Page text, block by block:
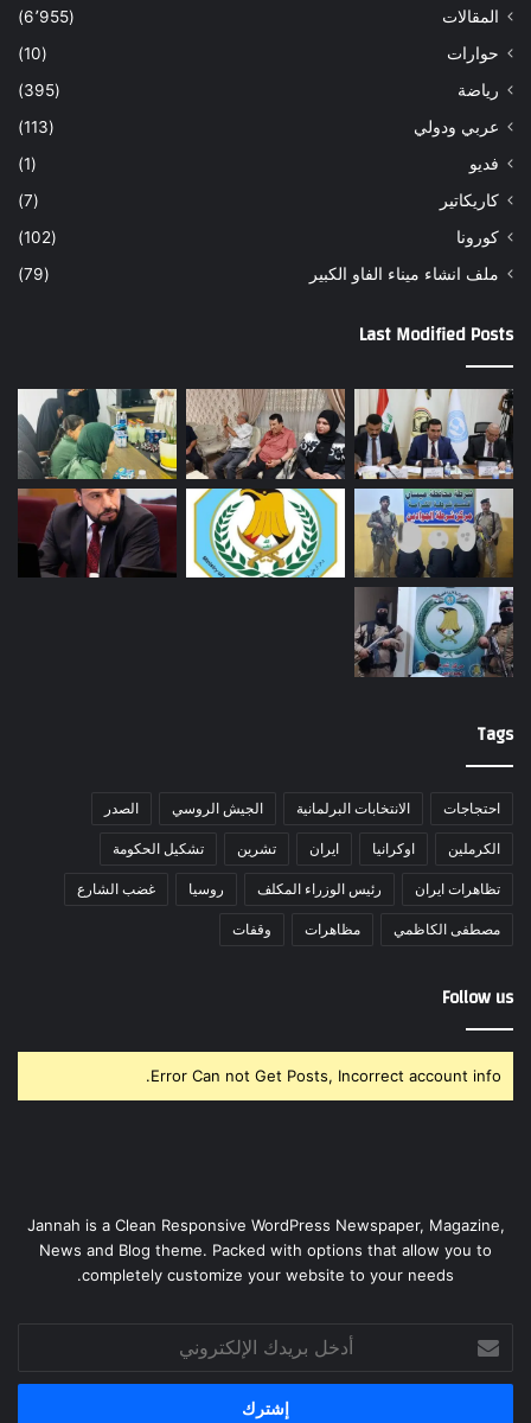
المقالات
(6٬955)
حوارات
(10)
رياضة
(395)
عربي ودولي
(113)
فديو
(1)
كاريكاتير
(7)
كورونا
(102)
ملف انشاء ميناء الفاو الكبير
(79)
Last Modified Posts
Tags
احتجاجات الانتخابات البرلمانية الجيش الروسي الصدر
الكرملين اوكرانيا ايران تشرين تشكيل الحكومة
تظاهرات ايران رئيس الوزراء المكلف روسيا غضب الشارع
مصطفى الكاظمي مظاهرات وقفات
Follow us
Error Can not Get Posts, Incorrect account info.
Jannah is a Clean Responsive WordPress Newspaper, Magazine,
News and Blog theme. Packed with options that allow you to
completely customize your website to your needs.
بريدك
الإلكتروني